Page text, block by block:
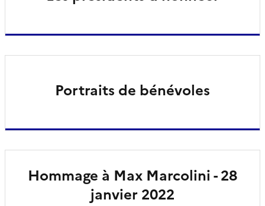
Portraits de bénévoles
Hommage à Max Marcolini - 28
janvier 2022